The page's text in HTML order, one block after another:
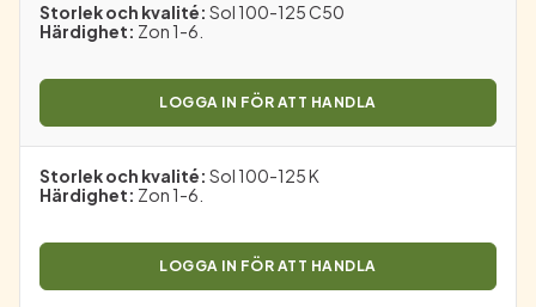
Storlek och kvalité: Sol 100-125 C50
Härdighet: Zon 1-6.
LOGGA IN FÖR ATT HANDLA
Storlek och kvalité: Sol 100-125 K
Härdighet: Zon 1-6.
LOGGA IN FÖR ATT HANDLA